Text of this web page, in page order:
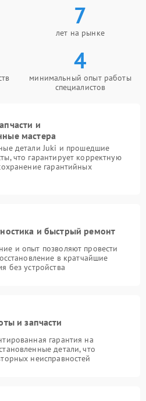
7
лет на рынке
4
минимальный опыт работы
специалистов
и
мастера
детали Juki и прошедшие
что гарантирует корректную
гарантийных
и быстрый ремонт
и опыт позволяют провести
в кратчайшие
без устройства
и запчасти
гарантия на
детали, что
неисправностей